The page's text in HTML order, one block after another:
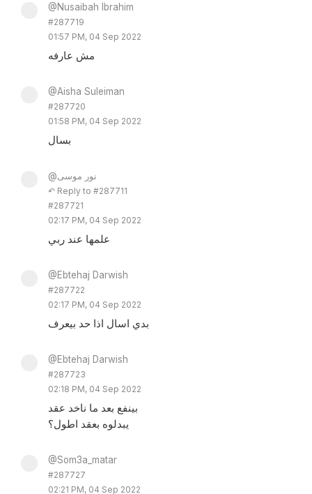
@Nusaibah Ibrahim
#287719
01:57 PM, 04 Sep 2022
مش عارفه
@Aisha Suleiman
#287720
01:58 PM, 04 Sep 2022
بسال
@نور موسى
↶ Reply to #287711
#287721
02:17 PM, 04 Sep 2022
علمها عند ربي
@Ebtehaj Darwish
#287722
02:17 PM, 04 Sep 2022
بدي اسال اذا حد بيعرف
@Ebtehaj Darwish
#287723
02:18 PM, 04 Sep 2022
بينفع بعد ما ناخد عقد
يبدلوه بعقد اطول؟
@Som3a_matar
#287727
02:21 PM, 04 Sep 2022